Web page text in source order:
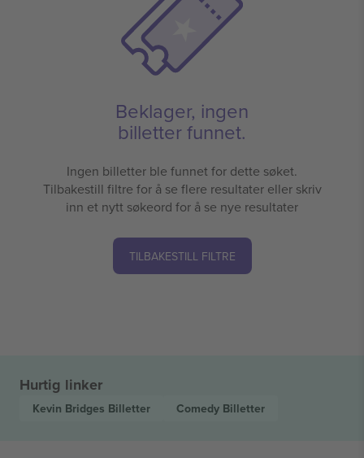
Beklager, ingen
billetter funnet.
Ingen billetter ble funnet for dette søket.
Tilbakestill filtre for å se flere resultater eller skriv
inn et nytt søkeord for å se nye resultater
TILBAKESTILL FILTRE
Hurtig linker
Kevin Bridges Billetter Comedy Billetter